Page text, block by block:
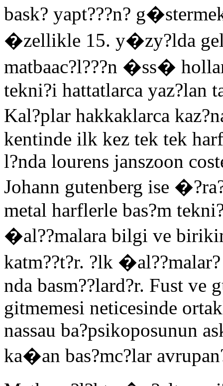
bask? yapt???n?
�zellikle 15. y�zy?lda
matbaac?l???n �ss�
tekni?i hattatlarca yaz?lan
Kal?plar hakkaklarca
kentinde ilk kez tek tek
l?nda lourens janszoon
Johann gutenberg ise
metal harflerle bas?m
�al??malara bilgi ve
katm??t?r. ?lk
nda basm??lard?r. Fust ve
gitmemesi neticesinde
nassau ba?psikoposunun
ka�an bas?mc?lar